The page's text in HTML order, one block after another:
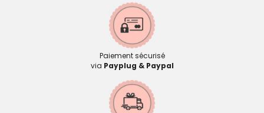
Paiement sécurisé
via Payplug & Paypal